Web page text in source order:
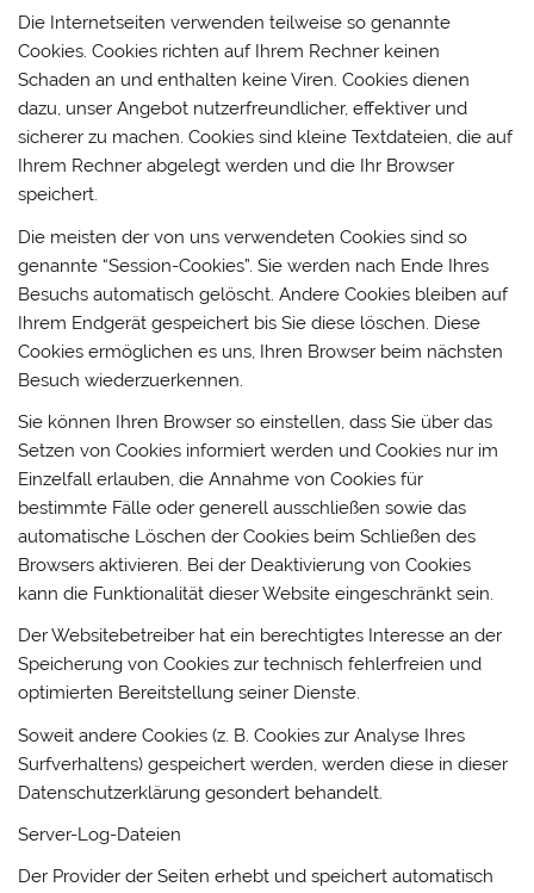
Die Internetseiten verwenden teilweise so genannte
Cookies. Cookies richten auf Ihrem Rechner keinen
Schaden an und enthalten keine Viren. Cookies dienen
dazu, unser Angebot nutzerfreundlicher, effektiver und
sicherer zu machen. Cookies sind kleine Textdateien, die auf
Ihrem Rechner abgelegt werden und die Ihr Browser
speichert.
Die meisten der von uns verwendeten Cookies sind so
genannte “Session-Cookies”. Sie werden nach Ende Ihres
Besuchs automatisch gelöscht. Andere Cookies bleiben auf
Ihrem Endgerät gespeichert bis Sie diese löschen. Diese
Cookies ermöglichen es uns, Ihren Browser beim nächsten
Besuch wiederzuerkennen.
Sie können Ihren Browser so einstellen, dass Sie über das
Setzen von Cookies informiert werden und Cookies nur im
Einzelfall erlauben, die Annahme von Cookies für
bestimmte Fälle oder generell ausschließen sowie das
automatische Löschen der Cookies beim Schließen des
Browsers aktivieren. Bei der Deaktivierung von Cookies
kann die Funktionalität dieser Website eingeschränkt sein.
Der Websitebetreiber hat ein berechtigtes Interesse an der
Speicherung von Cookies zur technisch fehlerfreien und
optimierten Bereitstellung seiner Dienste.
Soweit andere Cookies (z. B. Cookies zur Analyse Ihres
Surfverhaltens) gespeichert werden, werden diese in dieser
Datenschutzerklärung gesondert behandelt.
Server-Log-Dateien
Der Provider der Seiten erhebt und speichert automatisch